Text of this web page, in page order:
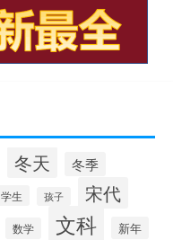
冬天
冬季
学生 孩子 宋代
数学 文科
新年